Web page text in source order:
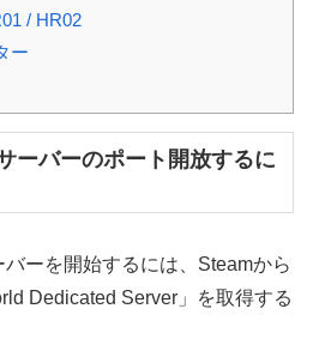
/ HR02
ー
ーバーのポート開放するに
ーを開始するには、Steamから
Dedicated Server」を取得する